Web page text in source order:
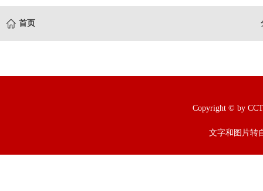
首页
Copyright © by
文字和图片转